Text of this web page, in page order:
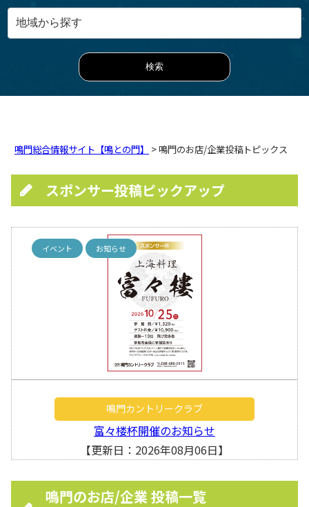
鳴門総合情報サイト【鳴との門】 > 鳴門のお店/企業投稿トピックス
スポンサー投稿ピックアップ
イベント お知らせ
鳴門カントリークラブ
富々楼杯開催のお知らせ
【更新日：2026年08月06日】
鳴門のお店/企業 投稿一覧